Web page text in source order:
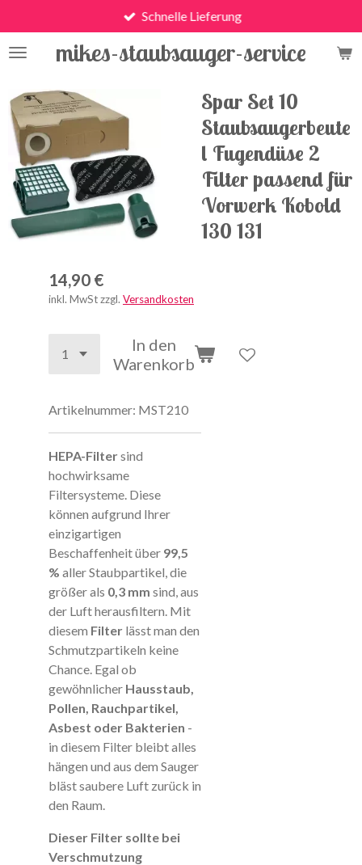
Hauptinhalt
springenmikes-staubsauger-service
Schnelle Lieferung
Spar Set 10
Staubsaugerbeute
l Fugendüse 2
Filter passend für
Vorwerk Kobold
130 131
14,90 €
inkl. MwSt zzgl. Versandkosten
In den
Warenkorb
Artikelnummer: MST210
HEPA-Filtersind
hochwirksame
Filtersysteme. Diese
können aufgrund Ihrer
einzigartigen
Beschaffenheit über 99,5
% aller Staubpartikel, die
größer als 0,3 mm sind, aus
der Luft herausfiltern. Mit
diesem Filter lässt man den
Schmutzpartikeln keine
Chance. Egal ob
gewöhnlicher Hausstaub,
Pollen, Rauchpartikel,
Asbest oder Bakterien -
in diesem Filter bleibt alles
hängen und aus dem Sauger
bläst saubere Luft zurück in
den Raum.
Dieser Filter sollte bei
Verschmutzung